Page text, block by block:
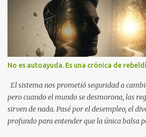
No es autoayuda. Es una crónica de
El sistema nos prometió seguridad a
pero cuando el mundo se desmorona, las
sirven de nada. Pasé por el desempleo, el
profundo para entender que la única balsa